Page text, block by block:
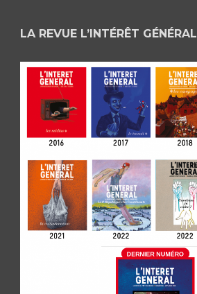
LA REVUE L’INTÉRÊT GÉNÉRAL